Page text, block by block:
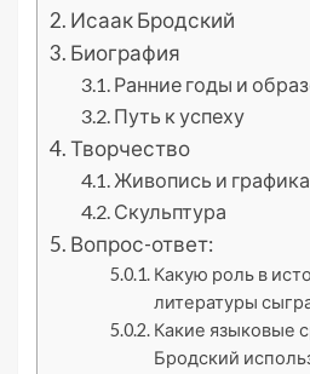
Исаак Бродский
Биография
Ранние годы и
Путь к успеху
Творчество
Живопись и графика
Скульптура
Вопрос-ответ:
Какую роль в
литературы
Какие языковые
Бродский